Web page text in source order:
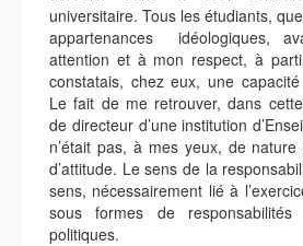
universitaire. Tous les étudiants,
appartenances idéologiques,
attention et à mon respect, à
constatais, chez eux, une
Le fait de me retrouver, dans
de directeur d’une institution
n’était pas, à mes yeux, de
d’attitude. Le sens de la
sens, nécessairement lié à
sous formes de responsabilités
politiques.